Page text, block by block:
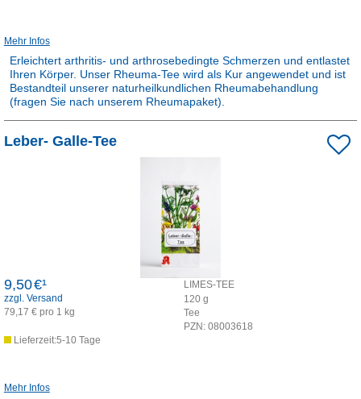
Mehr Infos
Erleichtert arthritis- und arthrosebedingte Schmerzen und entlastet
Ihren Körper. Unser Rheuma-Tee wird als Kur angewendet und ist
Bestandteil unserer naturheilkundlichen Rheumabehandlung
(fragen Sie nach unserem Rheumapaket).
Dieses Produkt ist apothekenpflichtig und wird in der Apotheke für
Leber- Galle-Tee
LIMES-TEE
120 g
Tee
PZN: 08003618
9,50€¹
zzgl. Versand
79,17 € pro 1 kg
Lieferzeit:5-10 Tage
Mehr Infos